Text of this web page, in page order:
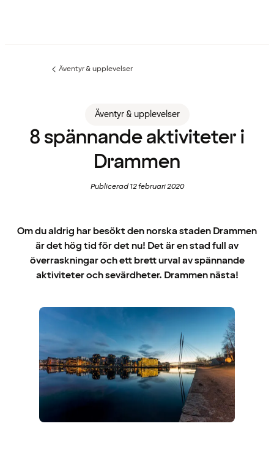
Föregående
Äventyr & upplevelser
Äventyr & upplevelser
8 spännande aktiviteter i
Drammen
Publicerad 12 februari 2020
Om du aldrig har besökt den norska staden Drammen
är det hög tid för det nu! Det är en stad full av
överraskningar och ett brett urval av spännande
aktiviteter och sevärdheter. Drammen nästa!